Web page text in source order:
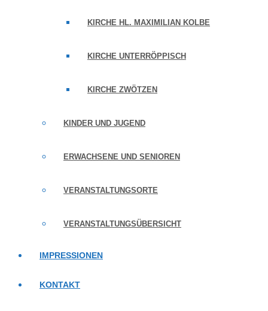
KIRCHE HL. MAXIMILIAN KOLBE
KIRCHE UNTERRÖPPISCH
KIRCHE ZWÖTZEN
KINDER UND JUGEND
ERWACHSENE UND SENIOREN
VERANSTALTUNGSORTE
VERANSTALTUNGSÜBERSICHT
IMPRESSIONEN
KONTAKT